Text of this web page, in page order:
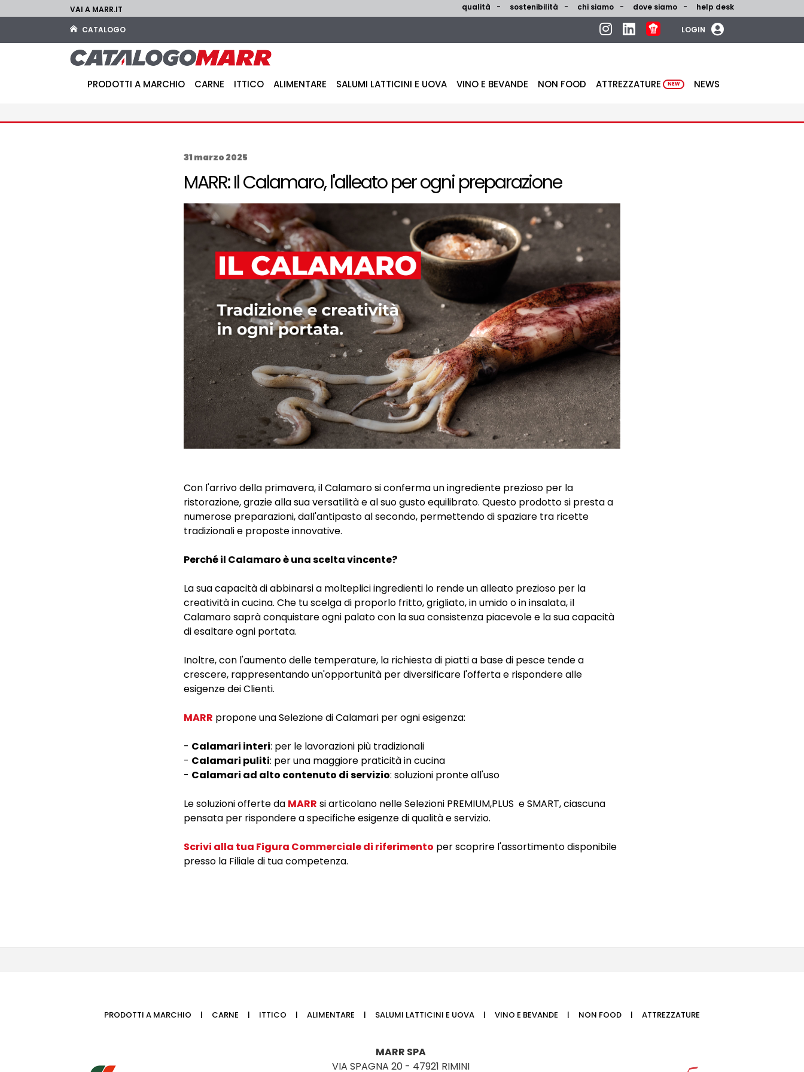
VAI A MARR.IT qualità sostenibilità chi siamo dove siamo help desk
CATALOGO LOGIN
PRODOTTI A MARCHIO CARNE ITTICO ALIMENTARE SALUMI LATTICINI E UOVA VINO E BEVANDE NON FOOD ATTREZZATURE NEW NEWS
31 marzo 2025
MARR: Il Calamaro, l'alleato per ogni preparazione
Con l'arrivo della primavera, il Calamaro si conferma un ingrediente prezioso per la
ristorazione, grazie alla sua versatilità e al suo gusto equilibrato. Questo prodotto si presta a
numerose preparazioni, dall'antipasto al secondo, permettendo di spaziare tra ricette
tradizionali e proposte innovative.
Perché il Calamaro è una scelta vincente?
La sua capacità di abbinarsi a molteplici ingredienti lo rende un alleato prezioso per la
creatività in cucina. Che tu scelga di proporlo fritto, grigliato, in umido o in insalata, il
Calamaro saprà conquistare ogni palato con la sua consistenza piacevole e la sua capacità
di esaltare ogni portata.
Inoltre, con l'aumento delle temperature, la richiesta di piatti a base di pesce tende a
crescere, rappresentando un'opportunità per diversificare l'offerta e rispondere alle
esigenze dei Clienti.
MARR propone una Selezione di Calamari per ogni esigenza:
- Calamari interi: per le lavorazioni più tradizionali
- Calamari puliti: per una maggiore praticità in cucina
- Calamari ad alto contenuto di servizio: soluzioni pronte all'uso
Le soluzioni offerte da MARR si articolano nelle Selezioni PREMIUM,PLUS e SMART, ciascuna
pensata per rispondere a specifiche esigenze di qualità e servizio.
Scrivi alla tua Figura Commerciale di riferimento per scoprire l'assortimento disponibile
presso la Filiale di tua competenza.
PRODOTTI A MARCHIO CARNE ITTICO ALIMENTARE SALUMI LATTICINI E UOVA VINO E BEVANDE NON FOOD ATTREZZATURE
MARR SPA
VIA SPAGNA 20 - 47921 RIMINI